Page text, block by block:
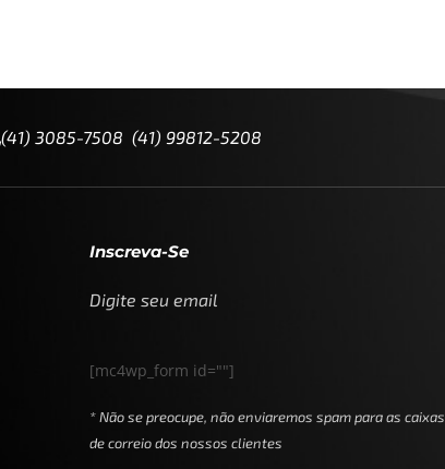
(41) 3085-7508 (41) 99812-5208
Inscreva-Se
Digite seu email
[mc4wp_form id=""]
* Não se preocupe, não enviaremos spam para as caixas
de correio dos nossos clientes